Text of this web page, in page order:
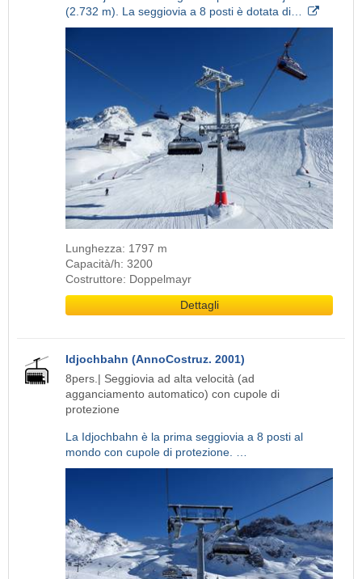
(2.732 m). La seggiovia a 8 posti è dotata di…
Lunghezza: 1797 m
Capacità/h: 3200
Costruttore: Doppelmayr
Dettagli
Idjochbahn (AnnoCostruz. 2001)
8pers.| Seggiovia ad alta velocità (ad
agganciamento automatico) con cupole di
protezione
La Idjochbahn è la prima seggiovia a 8 posti al
mondo con cupole di protezione. …